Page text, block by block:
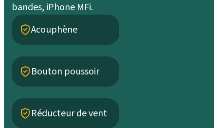
bandes, iPhone MFi.
Acouphène
Bouton poussoir
Réducteur de vent